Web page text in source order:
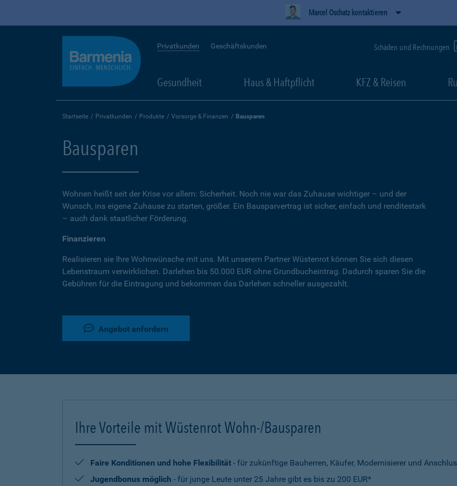
Marcel Oschatz kontaktieren
Privatkunden Geschäftskunden Schäden und Rechnungen
Gesundheit Haus & Haftpflicht KFZ & Reisen
Startseite Privatkunden Produkte Vorsorge & Finanzen Bausparen
Bausparen
Wohnen heißt seit der Krise vor allem: Sicherheit. Noch nie war das Zuhause wichtiger – und der
Wunsch, ins eigene Zuhause zu starten, größer. Ein Bausparvertrag ist sicher, einfach und renditestark
– auch dank staatlicher Förderung.
Finanzieren
Realisieren sie Ihre Wohnwünsche mit uns. Mit unserem Partner Wüstenrot können Sie sich diesen
Lebenstraum verwirklichen. Darlehen bis 50.000 EUR ohne Grundbucheintrag. Dadurch sparen Sie die
Gebühren für die Eintragung und bekommen das Darlehen schneller ausgezahlt.
Angebot anfordern
Ihre Vorteile mit Wüstenrot Wohn-/Bausparen
Faire Konditionen und hohe Flexibilität - für zukünftige Bauherren, Käufer, Modernisierer und
Jugendbonus möglich - für junge Leute unter 25 Jahre gibt es bis zu 200 EUR*